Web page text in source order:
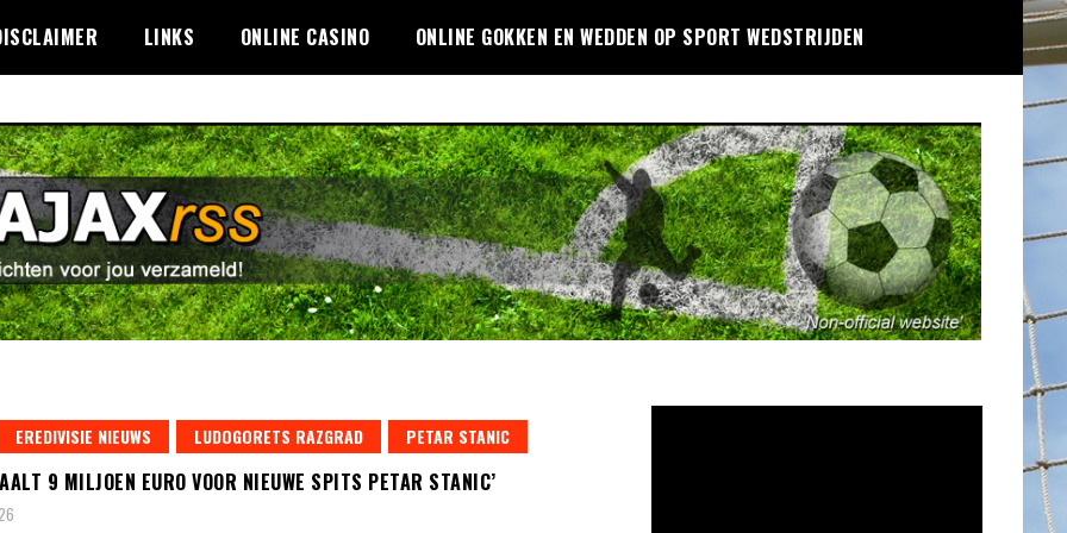
LINKS ONLINE CASINO ONLINE GOKKEN EN WEDDEN OP SPORT WEDSTRIJDEN
EREDIVISIE NIEUWS LUDOGORETS RAZGRAD PETAR STANIC
9 MILJOEN EURO VOOR NIEUWE SPITS PETAR STANIC’